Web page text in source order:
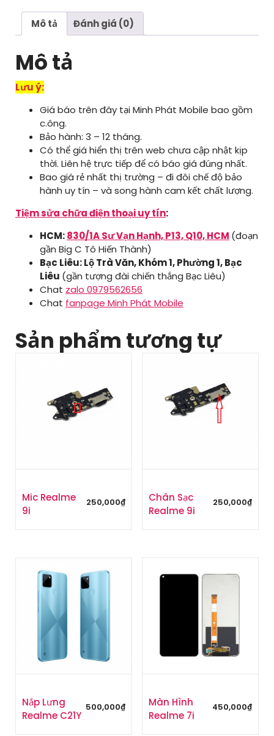
số
Mô tả Đánh giá (0)
Mô tả
Lưu ý:
Giá báo trên đây tại Minh Phát Mobile bao gồm
c.ông.
Bảo hành: 3 – 12 tháng.
Có thể giá hiển thị trên web chưa cập nhật kịp
thời. Liên hệ trực tiếp để có báo giá đúng nhất.
Bao giá rẻ nhất thị trường – đi đôi chế độ bảo
hành uy tín – và song hành cam kết chất lượng.
Tiệm sửa chữa điện thoại uy tín:
HCM:830/1A Sư Vạn Hạnh, P13, Q10, HCM (đoạn
gần Big C Tô Hiến Thành)
Bạc Liêu: Lộ Trà Văn, Khóm 1, Phường 1, Bạc
Liêu (gần tượng đài chiến thắng Bạc Liêu)
Chat zalo 0979562656
Chat fanpage Minh Phát Mobile
Sản phẩm tương tự
Mic Realme
9i
250,000₫
Chân Sạc
Realme 9i
250,000₫
Nắp Lưng
Realme C21Y
500,000₫
Màn Hình
Realme 7i
450,000₫